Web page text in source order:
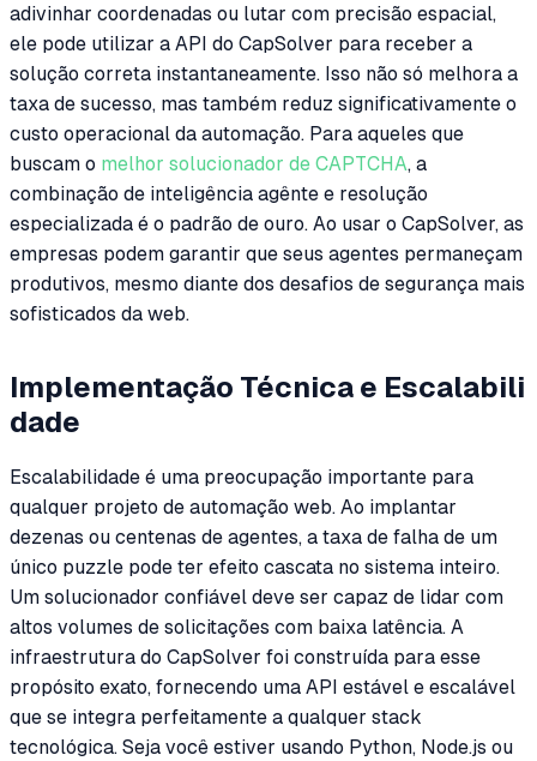
adivinhar coordenadas ou lutar com precisão espacial,
ele pode utilizar a API do CapSolver para receber a
solução correta instantaneamente. Isso não só melhora a
taxa de sucesso, mas também reduz significativamente o
custo operacional da automação. Para aqueles que
buscam o melhor solucionador de CAPTCHA, a
combinação de inteligência agênte e resolução
especializada é o padrão de ouro. Ao usar o CapSolver, as
empresas podem garantir que seus agentes permaneçam
produtivos, mesmo diante dos desafios de segurança mais
sofisticados da web.
Implementação Técnica e Escalabili
dade
Escalabilidade é uma preocupação importante para
qualquer projeto de automação web. Ao implantar
dezenas ou centenas de agentes, a taxa de falha de um
único puzzle pode ter efeito cascata no sistema inteiro.
Um solucionador confiável deve ser capaz de lidar com
altos volumes de solicitações com baixa latência. A
infraestrutura do CapSolver foi construída para esse
propósito exato, fornecendo uma API estável e escalável
que se integra perfeitamente a qualquer stack
tecnológica. Seja você estiver usando Python, Node.js ou